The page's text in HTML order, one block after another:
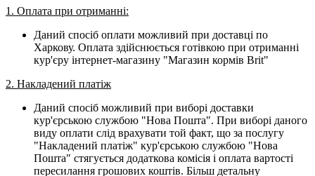
1. Оплата при отриманні:
Даний спосіб оплати можливий при доставці по
Харкову. Оплата здійснюється готівкою при отриманні
кур'єру інтернет-магазину "Магазин кормів Brit"
2. Накладений платіж
Даний спосіб можливий при виборі доставки
кур'єрською службою "Нова Пошта". При виборі даного
виду оплати слід врахувати той факт, що за послугу
"Накладений платіж" кур'єрською службою "Нова
Пошта" стягується додаткова комісія і оплата вартості
пересилання грошових коштів. Більш детальну